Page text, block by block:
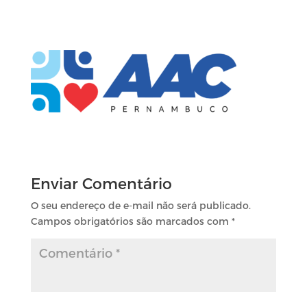
Enviar Comentário
O seu endereço de e-mail não será publicado.
Campos obrigatórios são marcados com *